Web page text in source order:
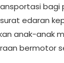
bagi
edaran
anak-anak
bermotor